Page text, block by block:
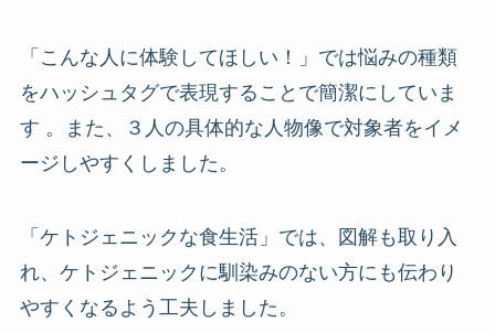
「こんな人に体験してほしい！」では悩みの種類
をハッシュタグで表現することで簡潔にしていま
す 。また、３人の具体的な人物像で対象者をイメ
ージしやすくしました。
「ケトジェニックな食生活」では、図解も取り入
れ、ケトジェニックに馴染みのない方にも伝わり
やすくなるよう工夫しました。